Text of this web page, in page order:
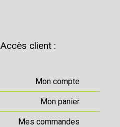
Accès client :
Mon compte
Mon panier
Mes commandes